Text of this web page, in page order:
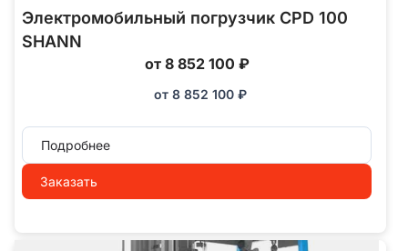
Электромобильный погрузчик CPD 100
SHANN
от 8 852 100 ₽
от 8 852 100 ₽
Подробнее
Заказать